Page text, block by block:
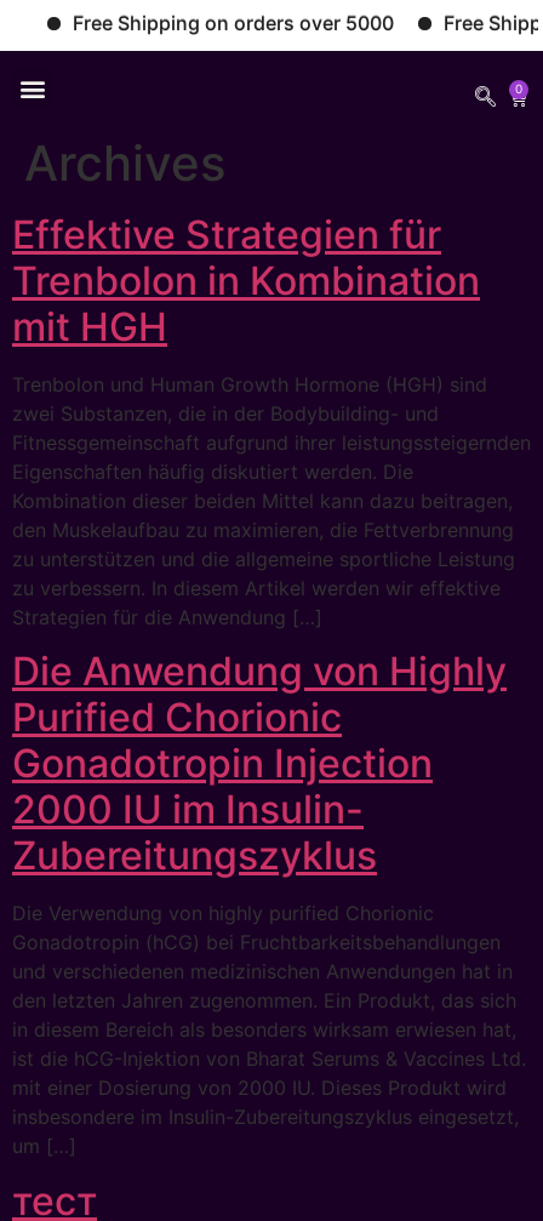
Free Shipping on orders over 5000 Free
0
Archives
Effektive Strategien für
Trenbolon in Kombination
mit HGH
Trenbolon und Human Growth Hormone (HGH) sind
zwei Substanzen, die in der Bodybuilding- und
Fitnessgemeinschaft aufgrund ihrer leistungssteigernden
Eigenschaften häufig diskutiert werden. Die
Kombination dieser beiden Mittel kann dazu beitragen,
den Muskelaufbau zu maximieren, die Fettverbrennung
zu unterstützen und die allgemeine sportliche Leistung
zu verbessern. In diesem Artikel werden wir effektive
Strategien für die Anwendung […]
Die Anwendung von Highly
Purified Chorionic
Gonadotropin Injection
2000 IU im Insulin-
Zubereitungszyklus
Die Verwendung von highly purified Chorionic
Gonadotropin (hCG) bei Fruchtbarkeitsbehandlungen
und verschiedenen medizinischen Anwendungen hat in
den letzten Jahren zugenommen. Ein Produkt, das sich
in diesem Bereich als besonders wirksam erwiesen hat,
ist die hCG-Injektion von Bharat Serums & Vaccines Ltd.
mit einer Dosierung von 2000 IU. Dieses Produkt wird
insbesondere im Insulin-Zubereitungszyklus eingesetzt,
um […]
тест